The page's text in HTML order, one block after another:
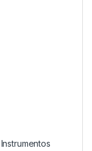
Instrumentos